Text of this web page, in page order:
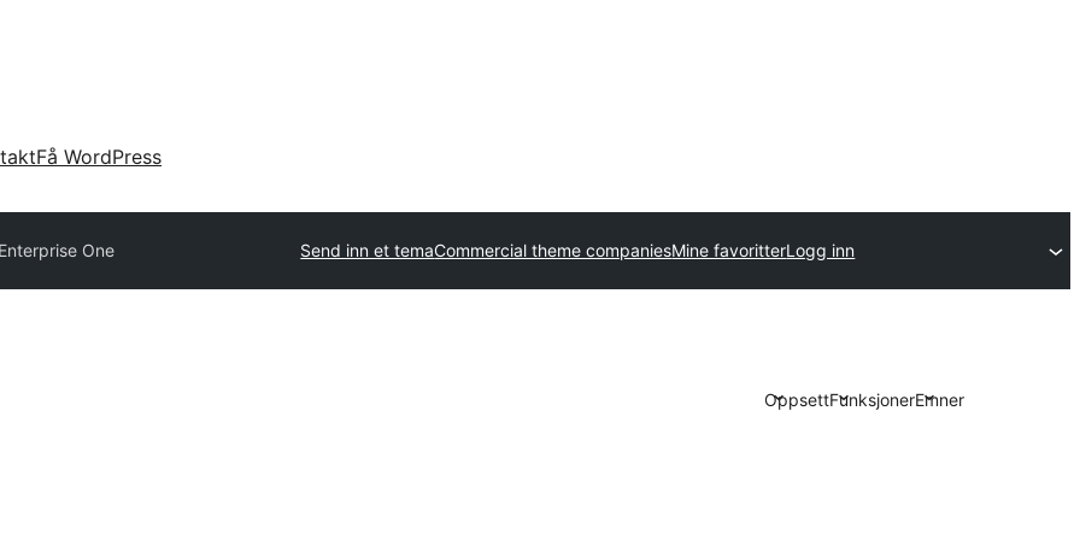
Få WordPress
Enterprise One Send inn et temaCommercial theme companiesMine favoritterLogg inn
OppsettFunksjonerEmner